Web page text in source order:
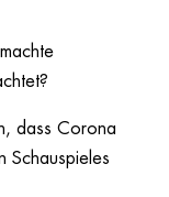
dass Corona
Schauspieles